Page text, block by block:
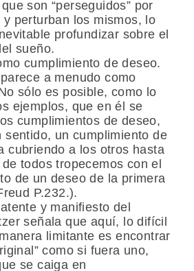
son “perseguidos” por
y perturban los mismos, lo
profundizar sobre el
sueño.
cumplimiento de deseo.
a menudo como
sólo es posible, como lo
ejemplos, que en él se
cumplimientos de deseo,
sentido, un cumplimiento de
cubriendo a los otros hasta
todos tropecemos con el
de un deseo de la primera
P.232.).
y manifiesto del
señala que aquí, lo difícil
limitante es encontrar
como si fuera uno,
se caiga en